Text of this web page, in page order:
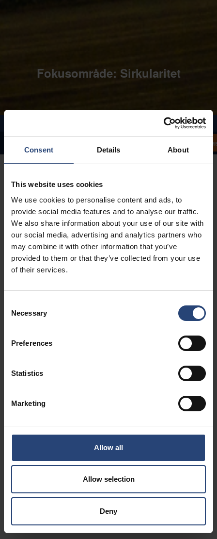
Consent Details About
This website uses cookies
We use cookies to personalise content and ads, to
provide social media features and to analyse our traffic.
We also share information about your use of our site with
our social media, advertising and analytics partners who
may combine it with other information that you’ve
provided to them or that they’ve collected from your use
of their services.
Selection
Necessary
Preferences
Statistics
Marketing
Allow all
Allow selection
Deny
Fokusområde: Sirkularitet
Bruk mindre,
behold mer, sløs
ingenting
Vår forpliktelse til sirkularitet er forankret i en helhetlig
tilnærming til sirkulær økonomi, med fokus på
materialinnovasjon, reduksjon av driftsavfall, forbedring